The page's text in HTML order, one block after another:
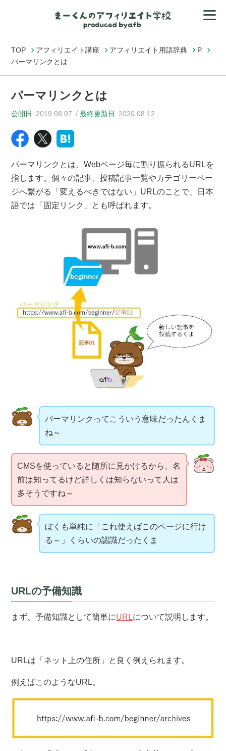
TOP アフィリエイト講座 アフィリエイト用語辞典
P
パーマリンクとは
パーマリンクとは
公開日 2019.08.07 最終更新日 2020.08.12
パーマリンクとは、Webページ毎に割り振られるURLを
指します。個々の記事、投稿記事一覧やカテゴリーペー
ジへ繋がる「変えるべきではない」URLのことで、日本
語では「固定リンク」とも呼ばれます。
パーマリンクってこういう意味だったんくま
ね～
CMSを使っていると随所に見かけるから、名
前は知ってるけど詳しくは知らないって人は
多そうですね～
ぼくも単純に「これ使えばこのページに行け
る～」くらいの認識だったくま
URLの予備知識
まず、予備知識として簡単にURLについて説明します。
URLは「ネット上の住所」と良く例えられます。
例えばこのようなURL。